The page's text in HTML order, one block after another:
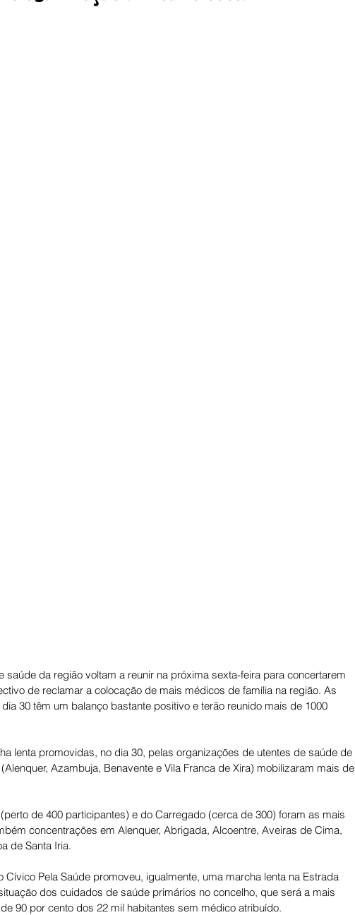
saúde da região voltam a reunir na próxima sexta-feira para concertarem
de reclamar a colocação de mais médicos de família na região. As
30 têm um balanço bastante positivo e terão reunido mais de 1000
lenta promovidas, no dia 30, pelas organizações de utentes de saúde de
Azambuja, Benavente e Vila Franca de Xira) mobilizaram mais de
de 400 participantes) e do Carregado (cerca de 300) foram as mais
concentrações em Alenquer, Abrigada, Alcoentre, Aveiras de Cima,
de Santa Iria.
Cívico Pela Saúde promoveu, igualmente, uma marcha lenta na Estrada
dos cuidados de saúde primários no concelho, que será a mais
90 por cento dos 22 mil habitantes sem médico atribuído.